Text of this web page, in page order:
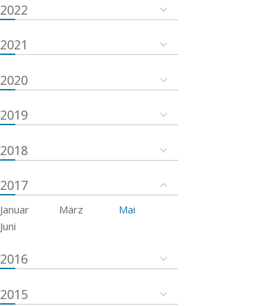
2022
2021
2020
2019
2018
2017
Januar März
Mai
Juni
2016
2015